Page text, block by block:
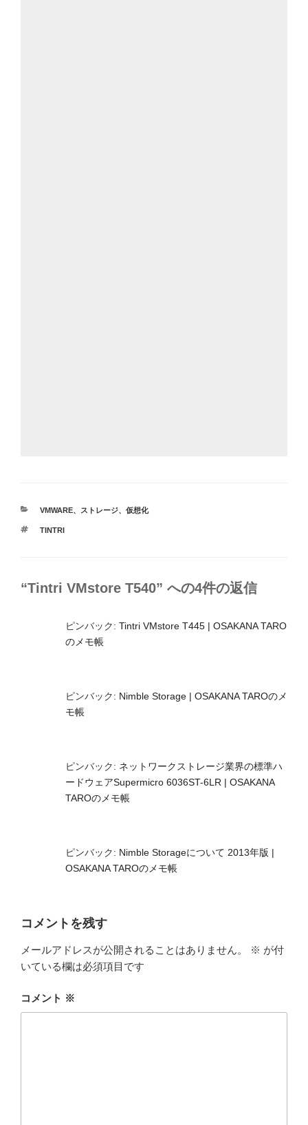
カ
ゴ
VMWARE、 ストレージ、 仮想化
タ
TINTRI
“Tintri VMstore T540” への4件の返信
ピンバック: Tintri VMstore T445 | OSAKANA TARO
のメモ帳
ピンバック: Nimble Storage | OSAKANA TAROのメ
モ帳
ピンバック: ネットワークストレージ業界の標準ハ
ードウェアSupermicro 6036ST-6LR | OSAKANA
TAROのメモ帳
ピンバック: Nimble Storageについて 2013年版 |
OSAKANA TAROのメモ帳
コメントを残す
メールアドレスが公開されることはありません。 ※ が付
いている欄は必須項目です
コメント ※